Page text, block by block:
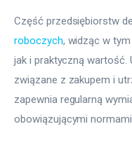
Część przedsiębiorstw
roboczych, widząc w
jak i praktyczną wartość.
związane z zakupem i
zapewnia regularną
obowiązującymi